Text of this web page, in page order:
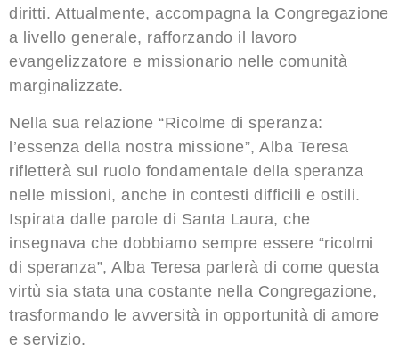
diritti. Attualmente, accompagna la Congregazione
a livello generale, rafforzando il lavoro
evangelizzatore e missionario nelle comunità
marginalizzate.
Nella sua relazione “Ricolme di speranza:
l’essenza della nostra missione”, Alba Teresa
rifletterà sul ruolo fondamentale della speranza
nelle missioni, anche in contesti difficili e ostili.
Ispirata dalle parole di Santa Laura, che
insegnava che dobbiamo sempre essere “ricolmi
di speranza”, Alba Teresa parlerà di come questa
virtù sia stata una costante nella Congregazione,
trasformando le avversità in opportunità di amore
e servizio.